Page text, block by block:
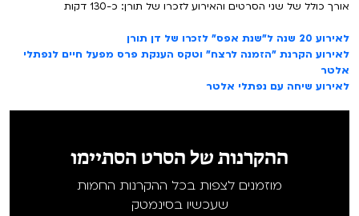
אורך כולל של שני הסרטים והאירוע לזכרו של תורן: כ-130 דקות
לאירוע 20 שנה ל"שנת אפס" לזכרו של דן תורן
לאירוע הקרנת "הזמנה לרצח" וטקס הענקת פרס מפעל חיים לנפתלי
אלטר
לאירוע שיחה עם נפתלי אלטר
ההקרנות של הסרט הסתיימו
מוזמנים לצפות בכל ההקרנות החמות
שעכשיו בסינמטק